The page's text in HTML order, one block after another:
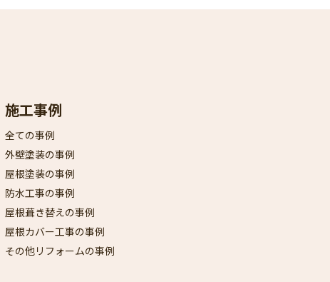
施工事例
全ての事例
外壁塗装の事例
屋根塗装の事例
防水工事の事例
屋根葺き替えの事例
屋根カバー工事の事例
その他リフォームの事例